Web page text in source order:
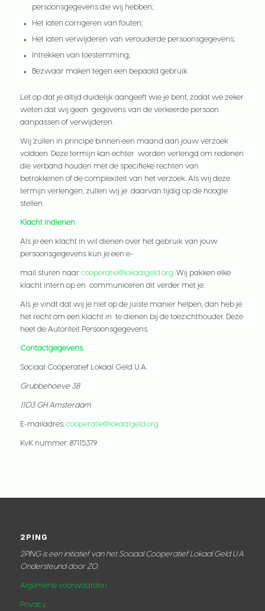
persoonsgegevens die wij hebben;
Het laten corrigeren van fouten;
Het laten verwijderen van verouderde persoonsgegevens;
Intrekken van toestemming;
Bezwaar maken tegen een bepaald gebruik.
Let op dat je altijd duidelijk aangeeft wie je bent, zodat we zeker
weten dat wij geen gegevens van de verkeerde persoon
aanpassen of verwijderen.
Wij zullen in principe binnen een maand aan jouw verzoek
voldoen. Deze termijn kan echter worden verlengd om redenen
die verband houden met de specifieke rechten van
betrokkenen of de complexiteit van het verzoek. Als wij deze
termijn verlengen, zullen wij je daarvan tijdig op de hoogte
stellen.
Klacht indienen
Als je een klacht in wil dienen over het gebruik van jouw
persoonsgegevens kun je een e-
mail sturen naar cooperatie@lokaalgeld.org. Wij pakken elke
klacht intern op en communiceren dit verder met je.
Als je vindt dat wij je niet op de juiste manier helpen, dan heb je
het recht om een klacht in te dienen bij de toezichthouder. Deze
heet de Autoriteit Persoonsgegevens.
Contactgegevens
Sociaal Coöperatief Lokaal Geld U.A.
Grubbehoeve 38
1103 GH Amsterdam
E-mailadres: cooperatie@lokaalgeld.org
KvK nummer: 87115379
2PING
2PING is een initiatief van het Sociaal Coöperatief Lokaal Geld U.A.
Ondersteund door ZO.
Algemene voorwaarden
Privacy